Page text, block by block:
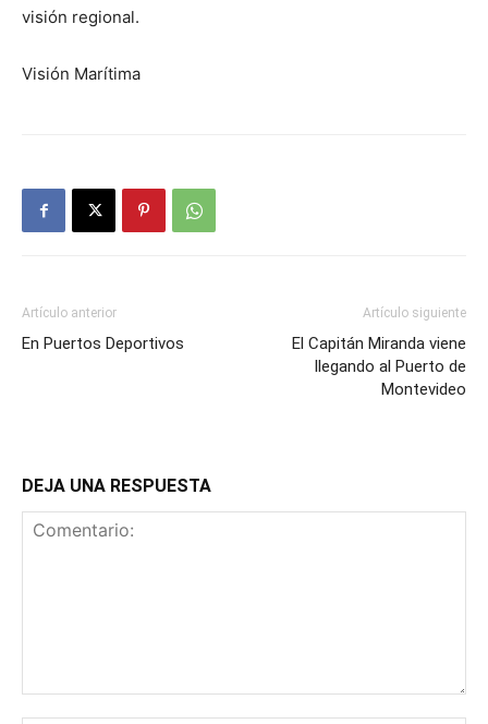
visión regional.
Visión Marítima
Artículo anterior
En Puertos Deportivos
Artículo siguiente
El Capitán Miranda viene
llegando al Puerto de
Montevideo
DEJA UNA RESPUESTA